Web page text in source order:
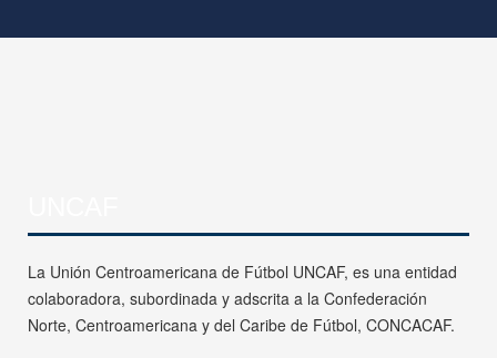
La Unión Centroamericana de Fútbol UNCAF, es una entidad
colaboradora, subordinada y adscrita a la Confederación
Norte, Centroamericana y del Caribe de Fútbol, CONCACAF.